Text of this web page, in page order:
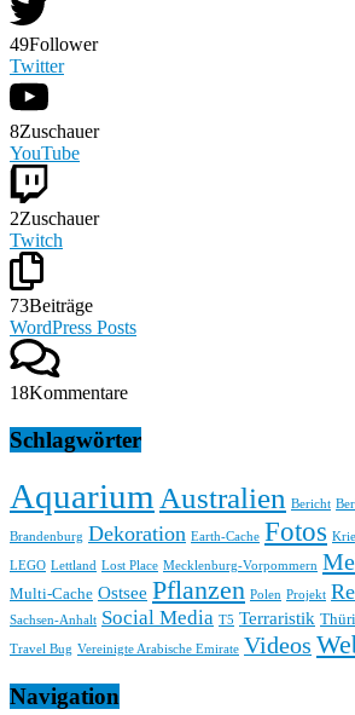
49Follower
Twitter
8Zuschauer
YouTube
2Zuschauer
Twitch
73Beiträge
WordPress Posts
18Kommentare
Schlagwörter
Aquarium Australien Bericht
Brandenburg Dekoration Earth-Cache Fotos
LEGO Lettland Lost Place Mecklenburg-Vorpommern
Multi-Cache Ostsee Pflanzen Polen Projekt
Sachsen-Anhalt Social Media T5 Terraristik
Travel Bug Vereinigte Arabische Emirate Videos
Navigation